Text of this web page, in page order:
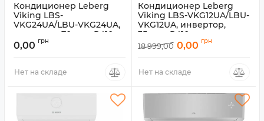
Кондиционер Leberg
Viking LBS-
VKG24UA/LBU-VKG24UA,
инвертор, 70кв.м, R410
Артикул: LBS-VKG24UA/LBU-
0,00 грн
Нет на складе
Кондиционер Leberg
Viking LBS-VKG12UA/LBU-
VKG12UA, инвертор,
35кв.м, R410
Артикул: LBS-VKG12UA/LBU-
18 999,00 0,00 грн
Нет на складе